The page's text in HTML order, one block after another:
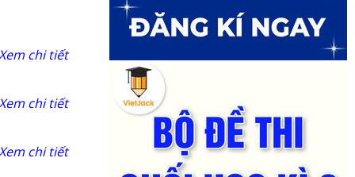
chi tiết
chi tiết
chi tiết